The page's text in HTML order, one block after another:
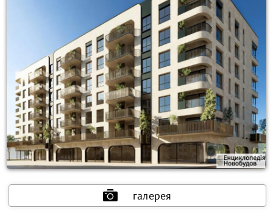
галерея